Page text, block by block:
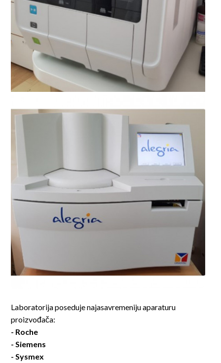
Laboratorija poseduje najasavremeniju aparaturu
proizvođača:
- Roche
- Siemens
- Sysmex